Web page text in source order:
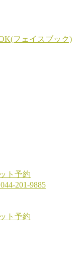
044-201-9885